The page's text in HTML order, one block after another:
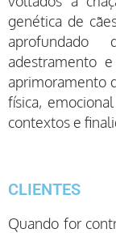
genética de
aprofundado
adestramento
aprimoramento
física,
contextos e
CLIENTES
Quando for